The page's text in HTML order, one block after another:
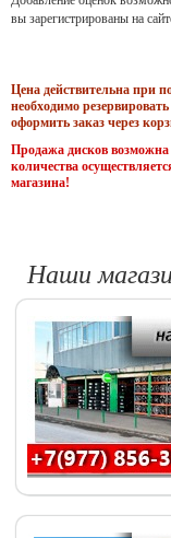
вы зарегистрированы на
Цена действительна при
необходимо
оформить заказ через
Продажа дисков
количества
магазина!
Наши